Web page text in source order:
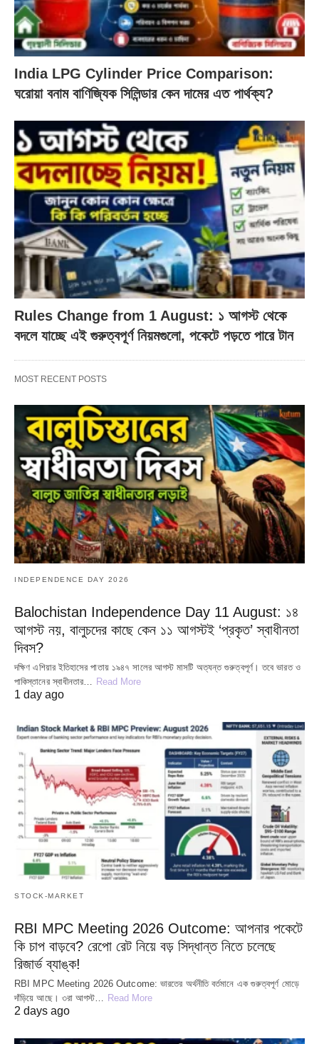
India LPG Cylinder Price Comparison:
ঘরোয়া বনাম বাণিজ্যিক সিলিন্ডার কেন দামের এত পার্থক্য?
Rules Change from 1 August: ১ আগস্ট থেকে
বদলে যাচ্ছে এই গুরুত্বপূর্ণ নিয়মগুলো, পকেটে পড়তে পারে টান
MOST RECENT POSTS
INDEPENDENCE DAY 2026
Balochistan Independence Day 11 August: ১৪
আগস্ট নয়, বালুচদের কাছে কেন ১১ আগস্টই ‘প্রকৃত’ স্বাধীনতা
দিবস?
দক্ষিণ এশিয়ার ইতিহাসের পাতায় ১৯৪৭ সালের আগস্ট মাসটি অত্যন্ত গুরুত্বপূর্ণ। তবে ভারত ও
পাকিস্তানের স্বাধীনতার… Read More
1 day ago
STOCK-MARKET
RBI MPC Meeting 2026 Outcome: আপনার পকেটে
কি চাপ বাড়বে? রেপো রেট নিয়ে বড় সিদ্ধান্ত নিতে চলেছে
রিজার্ভ ব্যাঙ্ক!
RBI MPC Meeting 2026 Outcome: ভারতের অর্থনীতি বর্তমানে এক গুরুত্বপূর্ণ মোড়ে
দাঁড়িয়ে আছে। ৩রা আগস্ট… Read More
2 days ago